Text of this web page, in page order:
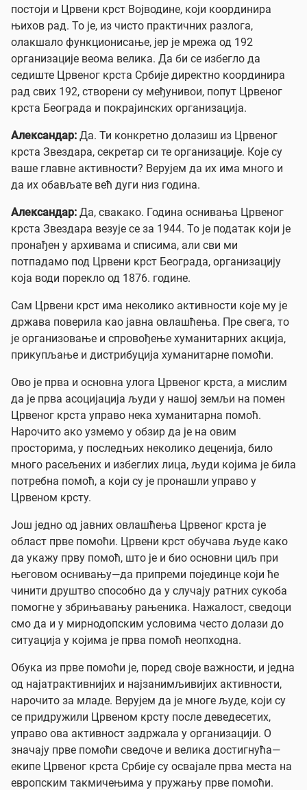
постоји и Црвени крст Војводине, који координира
њихов рад. То је, из чисто практичних разлога,
олакшало функционисање, јер је мрежа од 192
организације веома велика. Да би се избегло да
седиште Црвеног крста Србије директно координира
рад свих 192, створени су међунивои, попут Црвеног
крста Београда и покрајинских организација.
Александар: Да. Ти конкретно долазиш из Црвеног
крста Звездара, секретар си те организације. Које су
ваше главне активности? Верујем да их има много и
да их обављате већ дуги низ година.
Александар: Да, свакако. Година оснивања Црвеног
крста Звездара везује се за 1944. То је податак који је
пронађен у архивама и списима, али сви ми
потпадамо под Црвени крст Београда, организацију
која води порекло од 1876. године.
Сам Црвени крст има неколико активности које му је
држава поверила као јавна овлашћења. Пре свега, то
је организовање и спровођење хуманитарних акција,
прикупљање и дистрибуција хуманитарне помоћи.
Ово је прва и основна улога Црвеног крста, а мислим
да је прва асоцијација људи у нашој земљи на помен
Црвеног крста управо нека хуманитарна помоћ.
Нарочито ако узмемо у обзир да је на овим
просторима, у последњих неколико деценија, било
много расељених и избеглих лица, људи којима је била
потребна помоћ, а који су је пронашли управо у
Црвеном крсту.
Још једно од јавних овлашћења Црвеног крста је
област прве помоћи. Црвени крст обучава људе како
да укажу прву помоћ, што је и био основни циљ при
његовом оснивању—да припреми појединце који ће
чинити друштво способно да у случају ратних сукоба
помогне у збрињавању рањеника. Нажалост, сведоци
смо да и у мирнодопским условима често долази до
ситуација у којима је прва помоћ неопходна.
Обука из прве помоћи је, поред своје важности, и једна
од најатрактивнијих и најзанимљивијих активности,
нарочито за младе. Верујем да је многе људе, који су
се придружили Црвеном крсту после деведесетих,
управо ова активност задржала у организацији. О
значају прве помоћи сведоче и велика достигнућа—
екипе Црвеног крста Србије су освајале прва места на
европским такмичењима у пружању прве помоћи.